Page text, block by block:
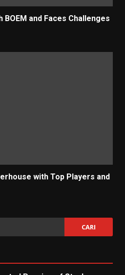
and Faces Challenges
with Top Players and